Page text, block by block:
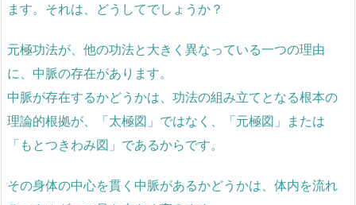
ます。それは、どうしてでしょうか？
元極功法が、他の功法と大きく異なっている一つの理由
に、中脈の存在があります。
中脈が存在するかどうかは、功法の組み立てとなる根本の
理論的根拠が、「太極図」ではなく、「元極図」または
「もとつきわみ図」であるからです。
その身体の中心を貫く中脈があるかどうかは、体内を流れ